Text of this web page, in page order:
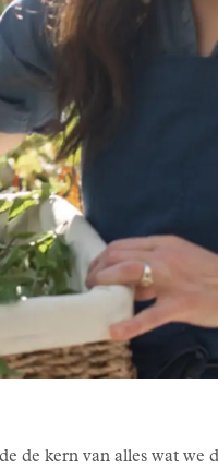
de kern van alles wat we